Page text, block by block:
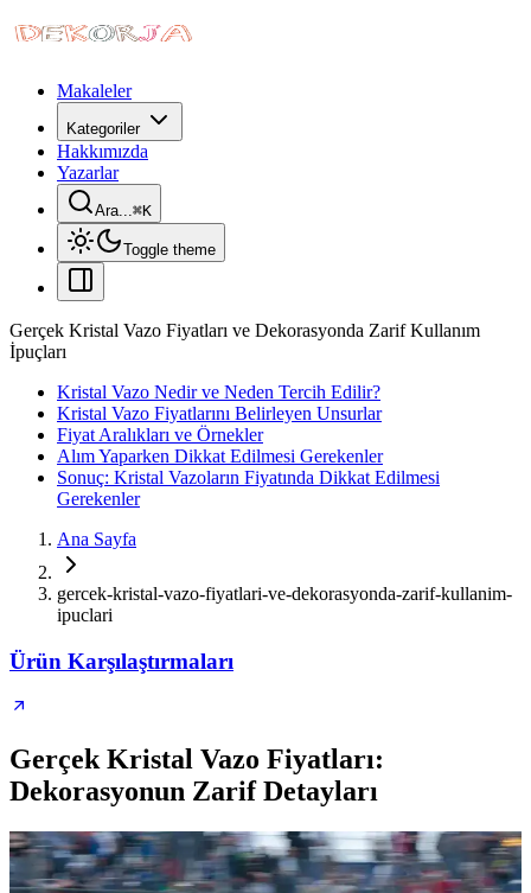
Makaleler
Kategoriler
Hakkımızda
Yazarlar
Ara...⌘K
Toggle theme
Gerçek Kristal Vazo Fiyatları ve Dekorasyonda Zarif Kullanım
İpuçları
Kristal Vazo Nedir ve Neden Tercih Edilir?
Kristal Vazo Fiyatlarını Belirleyen Unsurlar
Fiyat Aralıkları ve Örnekler
Alım Yaparken Dikkat Edilmesi Gerekenler
Sonuç: Kristal Vazoların Fiyatında Dikkat Edilmesi
Gerekenler
Ana Sayfa
gercek-kristal-vazo-fiyatlari-ve-dekorasyonda-zarif-kullanim-
ipuclari
Ürün Karşılaştırmaları
Gerçek Kristal Vazo Fiyatları:
Dekorasyonun Zarif Detayları